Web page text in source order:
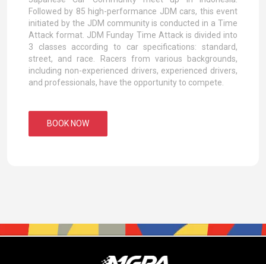
Followed by 85 high-performance JDM cars, this event
initiated by the JDM community is conducted in a Time
Attack format. JDM Funday Time Attack is divided into
3 classes according to car specifications: standard,
street, and race. Racers from various backgrounds,
including non-experienced drivers, experienced drivers,
and professionals, have the opportunity to compete.
BOOK NOW